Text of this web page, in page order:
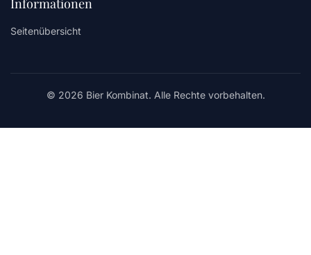
Informationen
Seitenübersicht
© 2026 Bier Kombinat. Alle Rechte vorbehalten.